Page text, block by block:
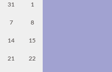
31 1
7 8
14 15
21 22